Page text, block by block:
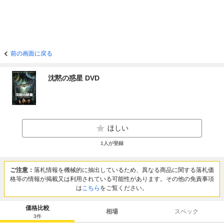
前の画面に戻る
沈黙の惑星 DVD
ほしい
1 人が登録
ご注意： 落札情報を機械的に抽出しているため、異なる商品に関する落札価
格等の情報が掲載又は利用されている可能性があります。その他の免責事項
はこちら をご覧ください。
価格比較
3件
相場 スペック